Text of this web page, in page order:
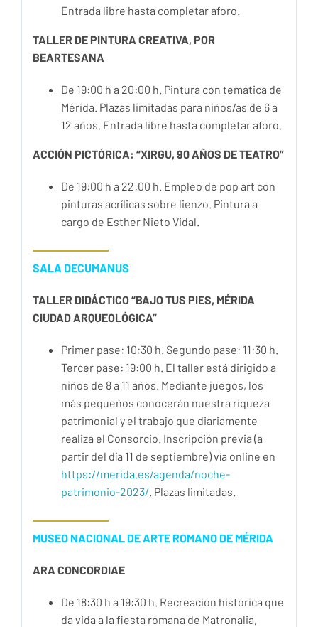
Entrada libre hasta completar aforo.
TALLER DE PINTURA CREATIVA, POR
BEARTESANA
De 19:00 h a 20:00 h. Pintura con temática de
Mérida. Plazas limitadas para niños/as de 6 a
12 años. Entrada libre hasta completar aforo.
ACCIÓN PICTÓRICA: “XIRGU, 90 AÑOS DE TEATRO”
De 19:00 h a 22:00 h. Empleo de pop art con
pinturas acrílicas sobre lienzo. Pintura a
cargo de Esther Nieto Vidal.
SALA DECUMANUS
TALLER DIDÁCTICO “BAJO TUS PIES, MÉRIDA
CIUDAD ARQUEOLÓGICA”
Primer pase: 10:30 h. Segundo pase: 11:30 h.
Tercer pase: 19:00 h. El taller está dirigido a
niños de 8 a 11 años. Mediante juegos, los
más pequeños conocerán nuestra riqueza
patrimonial y el trabajo que diariamente
realiza el Consorcio. Inscripción previa (a
partir del día 11 de septiembre) vía online en
https://merida.es/agenda/noche-
patrimonio-2023/. Plazas limitadas.
MUSEO NACIONAL DE ARTE ROMANO DE MÉRIDA
ARA CONCORDIAE
De 18:30 h a 19:30 h. Recreación histórica que
da vida a la fiesta romana de Matronalia,